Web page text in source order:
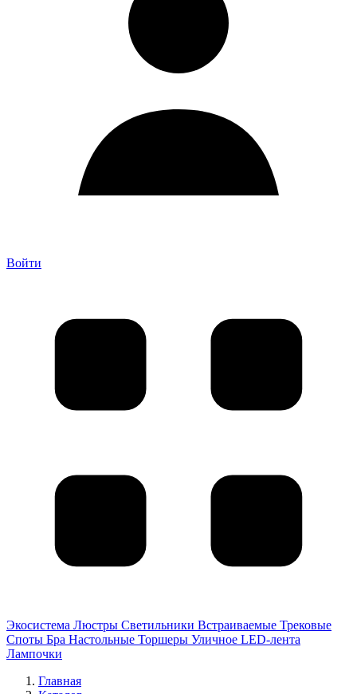
Войти
Экосистема Люстры Светильники Встраиваемые Трековые
Споты Бра Настольные Торшеры Уличное LED-лента
Лампочки
Главная